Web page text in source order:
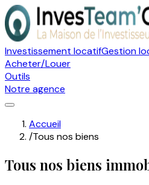
Investissement locatifGestion
Acheter/Louer
Outils
Notre agence
Accueil
/Tous nos biens
Tous nos biens